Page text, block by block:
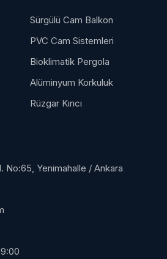
Sürgülü Cam Balkon
PVC Cam Sistemleri
Bioklimatik Pergola
Alüminyum Korkuluk
Rüzgar Kırıcı
No:65, Yenimahalle / Ankara